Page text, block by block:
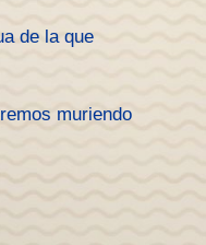
de la que
muriendo